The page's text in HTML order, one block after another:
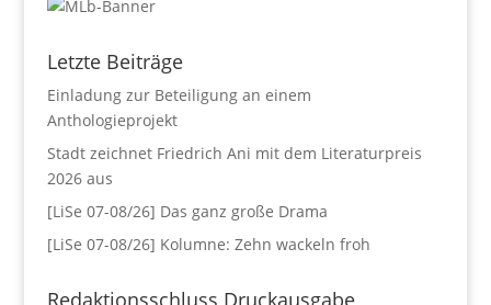
Letzte Beiträge
Einladung zur Beteiligung an einem
Anthologieprojekt
Stadt zeichnet Friedrich Ani mit dem Literaturpreis
2026 aus
[LiSe 07-08/26] Das ganz große Drama
[LiSe 07-08/26] Kolumne: Zehn wackeln froh
Redaktionsschluss Druckausgabe